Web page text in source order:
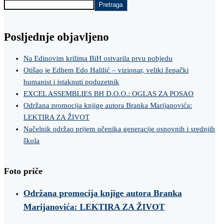
Pretraga
Posljednje objavljeno
Na Edinovim krilima BiH ostvarila prvu pobjedu
Otišao je Edhem Edo Halilić – vizionar, veliki žepački
humanist i istaknuti poduzetnik
EXCEL ASSEMBLIES BH D.O.O.: OGLAS ZA POSAO
Održana promocija knjige autora Branka Marijanovića:
LEKTIRA ZA ŽIVOT
Načelnik održao prijem učenika generacije osnovnih i srednjih
škola
Foto priče
Održana promocija knjige autora Branka
Marijanovića: LEKTIRA ZA ŽIVOT